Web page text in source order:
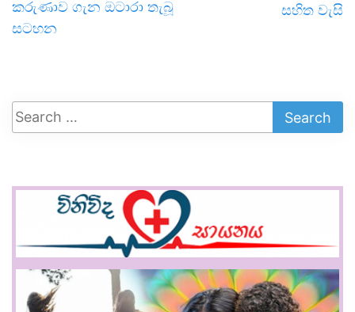
කරුණාව ගැන ඔටාරා තැබූ
සටහන
සහිත වැසි